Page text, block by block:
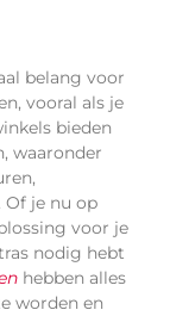
belang voor
vooral als je
bieden
waaronder
Of je nu op
voor je
nodig hebt
hebben alles
worden en